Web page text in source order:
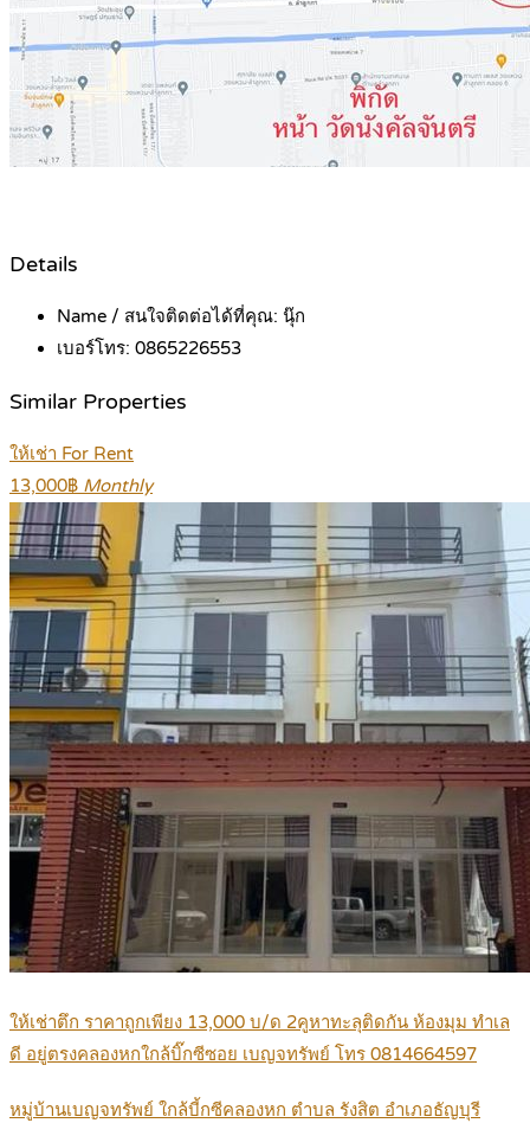
Details
Name / สนใจติดต่อได้ที่คุณ: นุ๊ก
เบอร์โทร: 0865226553
Similar Properties
ให้เช่า For Rent
13,000฿ Monthly
ให้เช่าตึก ราคาถูกเพียง 13,000 บ/ด 2คูหาทะลุติดกัน ห้องมุม ทำเล
ดี อยู่ตรงคลองหกใกล้บิ๊กซีซอย เบญจทรัพย์ โทร 0814664597
หมู่บ้านเบญจทรัพย์ ใกล้บี้กซีคลองหก ตำบล รังสิต อำเภอธัญบุรี